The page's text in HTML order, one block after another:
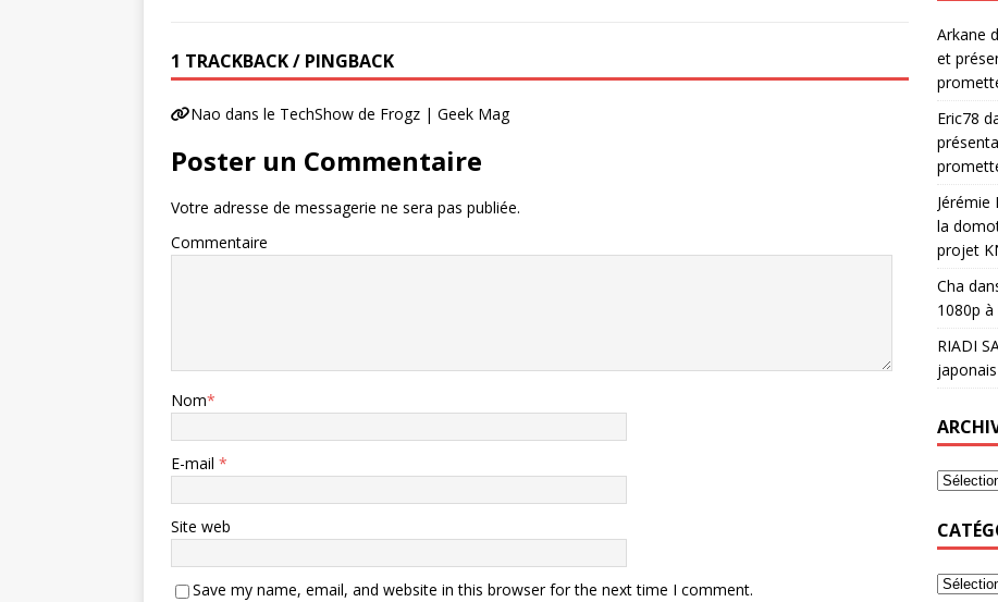
1 TRACKBACK / PINGBACK
Nao dans le TechShow de Frogz | Geek Mag
Poster un Commentaire
Votre adresse de messagerie ne sera pas publiée.
Commentaire
Nom*
E-mail *
Site web
Save my name, email, and website in this browser for the next time I comment.
Arkane
et
Eric78
Jérémie
la
projet
Cha
1080p à
RIADI